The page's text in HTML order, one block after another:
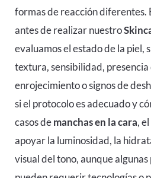
formas de reacción diferentes.
antes de realizar nuestro
evaluamos el estado de la piel,
textura, sensibilidad,
enrojecimiento o signos de
si el protocolo es adecuado y
casos demanchas en la cara,
apoyar la luminosidad, la
visual del tono, aunque